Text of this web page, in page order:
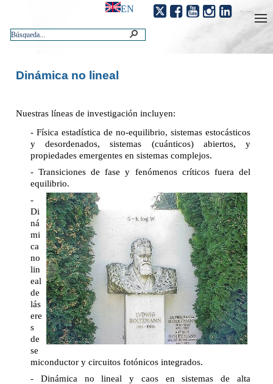
EN
Dinámica no lineal
Nuestras líneas de investigación incluyen:
- Física estadística de no-equilibrio, sistemas estocásticos
y desordenados, sistemas (cuánticos) abiertos, y
propiedades emergentes en sistemas complejos.
- Transiciones de fase y fenómenos críticos fuera del
equilibrio.
-
Di
ná
mi
ca
no
lin
eal
de
lás
ere
s
de
se
miconductor y circuitos fotónicos integrados.
- Dinámica no lineal y caos en sistemas de alta